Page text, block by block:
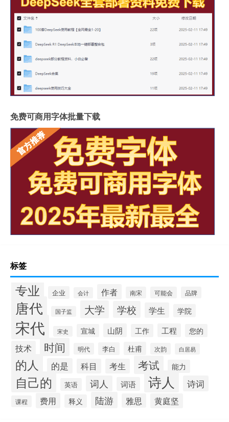
免费可商用字体批量下载
标签
专业 企业 会计 作者 南宋 可能会 品牌
唐代 国子监 大学 学校 学生 学院
宋代 宋史 宣城 山阴 工作 工程 您的
技术 时间 明代 李白 杜甫 次韵 白居易
的人 的是 科目 考生 考试 能力
自己的 英语 词人 词语 诗人 诗词
课程 费用 释义 陆游 雅思 黄庭坚